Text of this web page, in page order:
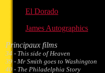
El Dorado
James Autographics
Principaux films
34 - This side of Heaven
39 - Mr Smith goes to Washington
40 - The Philadelphia Story